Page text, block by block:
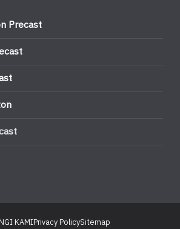
Precast
KAMIPrivacy PolicySitemap